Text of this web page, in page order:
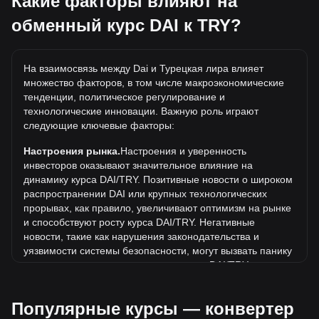
а 5 DAI будут стоить около 238.39TRY.
Какова самая высокая цена DAI/TRY в истории?
составляет ₺174.97. Еще неизвестно, превысит ли
стоимость 1 DAI в TRY текущий исторический максимум.
Какова динамика цен в TRY?
За последние 7 дней обменный курс Dai (DAI) снизился
на 0.00%. За последний месяц обменный курс Dai (DAI)
Турецкая лира (TRY).
обменный курс DAI к TRY?
На взаимосвязь между Dai и Турецкая лира влияет
множество факторов, в том числе макроэкономические
тенденции, политическое регулирование и
технологические инновации. Важную роль играют
следующие ключевые факторы:
Настроения рынка.Настроения и уверенность
инвесторов оказывают значительное влияние на
динамику курса DAI/TRY. Позитивные новости о широком
распространении DAI или крупных технологических
прорывах, как правило, увеличивают оптимизм на рынке
и способствуют росту курса DAI/TRY. Негативные
новости, такие как нарушения законодательства и
уязвимости системы безопасности, могут вызвать панику
на рынке и привести к снижению курса DAI/TRY.
и нормативные акты, регулирующие криптовалюты,
Популярные курсы — конвертер